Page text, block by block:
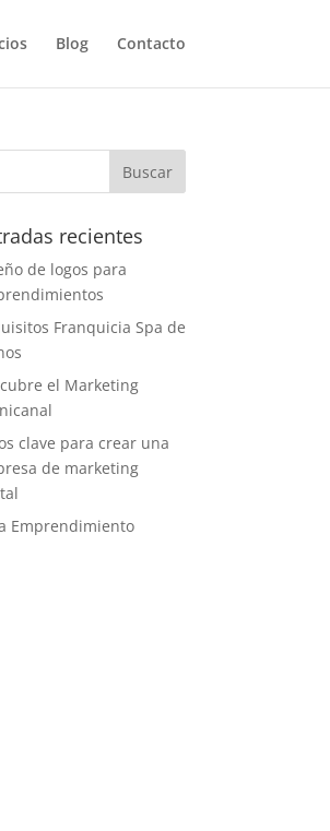
Blog Contacto
recientes
de logos para
Franquicia Spa de
el Marketing
clave para crear una
de marketing
Emprendimiento